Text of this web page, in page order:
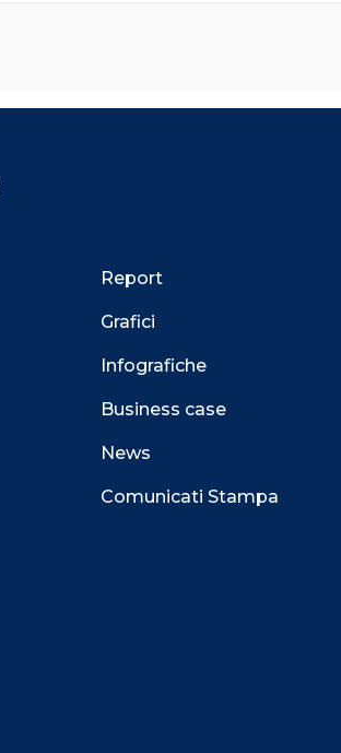
Report
Grafici
Infografiche
Business case
News
Comunicati Stampa